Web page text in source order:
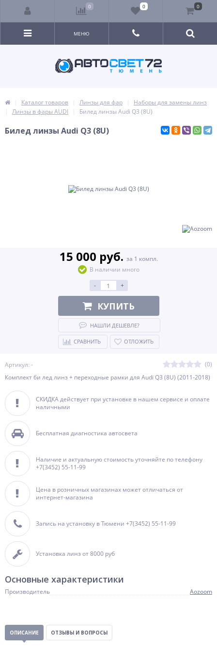
МЕНЮ
Каталог товаров Линзы для фар
Наборы для замены линз
Линзы в фары AUDI
Билед линзы Audi Q3 (8U)
Билед линзы Audi Q3 (8U)
Артикул: -
(0)
Комплект би лед линз + переходные рамки для Audi Q3 (8U) (2011-2018)
СКИДКА действует при установке в нашем сервисе и оплате
наличными
Бесплатная диагностика автосвета
Наличие и актуальную стоимость уточняйте по телефону
+7(3452) 55-11-99
Цена в розничных магазинах может отличаться от
интернет-магазина
Запись на установку в Тюмени +7(3452) 55-11-99
Установка линз от 8000 руб
15 000 руб. за 1 компл.
В наличии много
-
+
КУПИТЬ
НАШЛИ ДЕШЕВЛЕ?
СРАВНИТЬ ОТЛОЖИТЬ
Основные характеристики
Производитель Aozoom
ОПИСАНИЕ ОТЗЫВЫ И ВОПРОСЫ
0 0 0